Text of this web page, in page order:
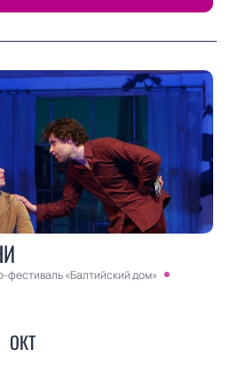
фестиваль «Балтийский дом»
ОКТ